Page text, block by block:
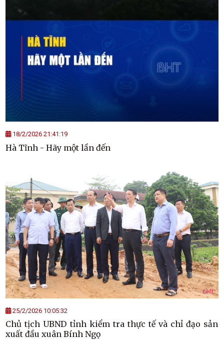
18/2/2026 21:41:19
Hà Tĩnh - Hãy một lần đến
25/2/2026 10:05:32
Chủ tịch UBND tỉnh kiểm tra thực tế và chỉ đạo sản
xuất đầu xuân Bính Ngọ